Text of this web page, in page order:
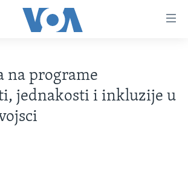
na programe
jednakosti i inkluzije u